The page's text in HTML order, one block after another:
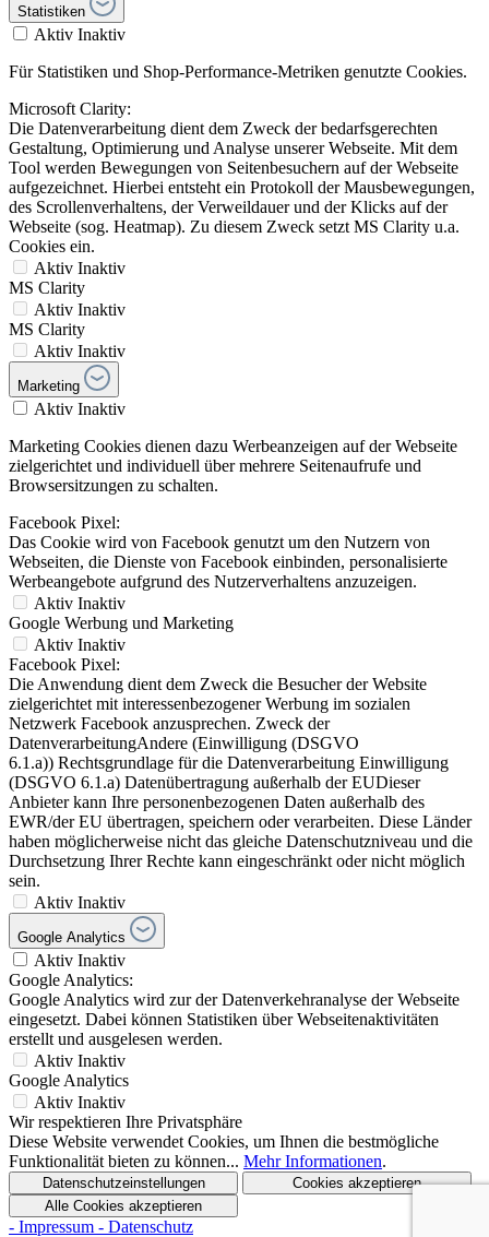
Statistiken
Aktiv Inaktiv
Für Statistiken und Shop-Performance-Metriken genutzte Cookies.
Microsoft Clarity:
Die Datenverarbeitung dient dem Zweck der bedarfsgerechten
Gestaltung, Optimierung und Analyse unserer Webseite. Mit dem
Tool werden Bewegungen von Seitenbesuchern auf der Webseite
aufgezeichnet. Hierbei entsteht ein Protokoll der Mausbewegungen,
des Scrollenverhaltens, der Verweildauer und der Klicks auf der
Webseite (sog. Heatmap). Zu diesem Zweck setzt MS Clarity u.a.
Cookies ein.
Aktiv Inaktiv
MS Clarity
Aktiv Inaktiv
MS Clarity
Aktiv Inaktiv
Marketing
Aktiv Inaktiv
Marketing Cookies dienen dazu Werbeanzeigen auf der Webseite
zielgerichtet und individuell über mehrere Seitenaufrufe und
Browsersitzungen zu schalten.
Facebook Pixel:
Das Cookie wird von Facebook genutzt um den Nutzern von
Webseiten, die Dienste von Facebook einbinden, personalisierte
Werbeangebote aufgrund des Nutzerverhaltens anzuzeigen.
Aktiv Inaktiv
Google Werbung und Marketing
Aktiv Inaktiv
Facebook Pixel:
Die Anwendung dient dem Zweck die Besucher der Website
zielgerichtet mit interessenbezogener Werbung im sozialen
Netzwerk Facebook anzusprechen. Zweck der
DatenverarbeitungAndere (Einwilligung (DSGVO
6.1.a)) Rechtsgrundlage für die Datenverarbeitung Einwilligung
(DSGVO 6.1.a) Datenübertragung außerhalb der EUDieser
Anbieter kann Ihre personenbezogenen Daten außerhalb des
EWR/der EU übertragen, speichern oder verarbeiten. Diese Länder
haben möglicherweise nicht das gleiche Datenschutzniveau und die
Durchsetzung Ihrer Rechte kann eingeschränkt oder nicht möglich
sein.
Aktiv Inaktiv
Google Analytics
Aktiv Inaktiv
Google Analytics:
Google Analytics wird zur der Datenverkehranalyse der Webseite
eingesetzt. Dabei können Statistiken über Webseitenaktivitäten
erstellt und ausgelesen werden.
Aktiv Inaktiv
Google Analytics
Aktiv Inaktiv
Wir respektieren Ihre Privatsphäre
Diese Website verwendet Cookies, um Ihnen die bestmögliche
Funktionalität bieten zu können... Mehr Informationen.
Datenschutzeinstellungen
Cookies akzeptieren
Alle Cookies akzeptieren
- Impressum - Datenschutz